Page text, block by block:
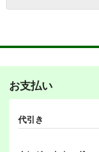
お支払い
代引き